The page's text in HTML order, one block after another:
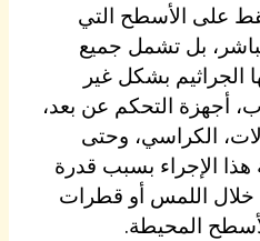
على الأسطح التي
بل تشمل جميع
الجراثيم بشكل غير
أجهزة التحكم عن بعد،
الكراسي، وحتى
هذا الإجراء بسبب قدرة
خلال اللمس أو قطرات
المحيطة.